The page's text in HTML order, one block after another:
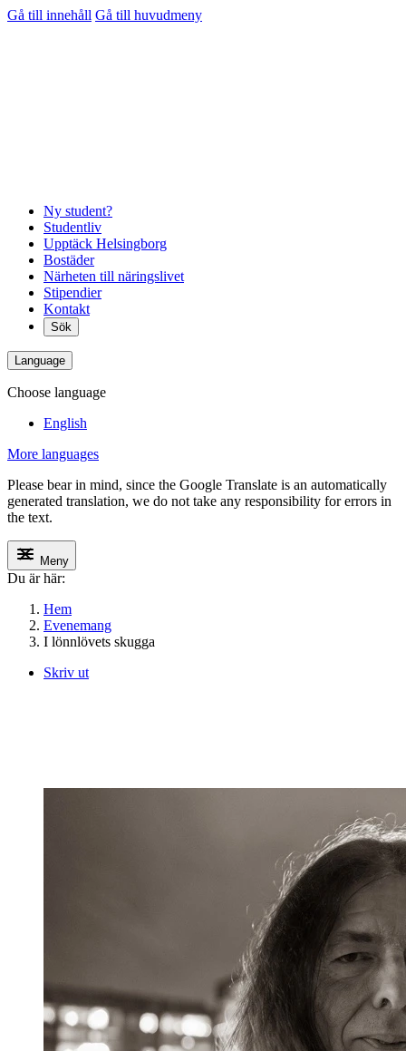
Gå till innehåll Gå till huvudmeny
Ny student?
Studentliv
Upptäck Helsingborg
Bostäder
Närheten till näringslivet
Stipendier
Kontakt
Sök
Language
Choose language
English
More languages
Please bear in mind, since the Google Translate is an automatically
generated translation, we do not take any responsibility for errors in
the text.
Meny
Du är här:
Hem
Evenemang
I lönnlövets skugga
Skriv ut